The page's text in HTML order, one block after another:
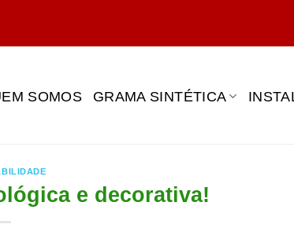
SOMOS GRAMA SINTÉTICA
e decorativa!